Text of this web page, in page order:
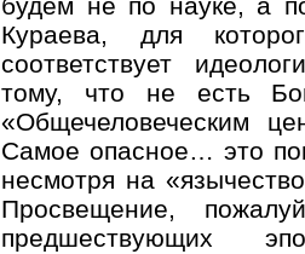
будем не по науке, а
Кураева, для
соответствует
тому, что не есть
«Общечеловеческим
Самое опасное… это
несмотря на
Просвещение,
предшествующих